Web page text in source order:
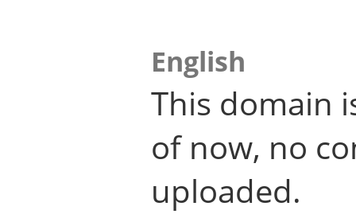
English
This domain
of now, no
uploaded.